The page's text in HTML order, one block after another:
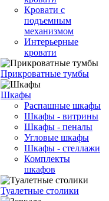
Кровати с
подъемным
механизмом
Интерьерные
кровати
Прикроватные тумбы
Шкафы
Распашные шкафы
Шкафы - витрины
Шкафы - пеналы
Угловые шкафы
Шкафы - стеллажи
Комплекты
шкафов
Туалетные столики